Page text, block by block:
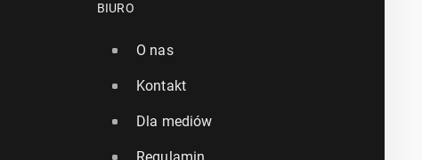
BIURO
O nas
Kontakt
Dla mediów